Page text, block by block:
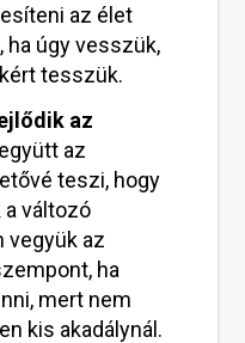
az élet
ha úgy vesszük,
tesszük.
az
az
teszi, hogy
a változó
vegyük az
ha
mert nem
kis akadálynál.